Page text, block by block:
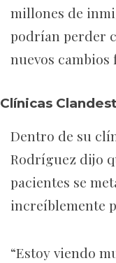
millones de
podrían perder
nuevos cambios
Clínicas
Dentro de su
Rodríguez dijo
pacientes se
increíblemente
“Estoy viendo